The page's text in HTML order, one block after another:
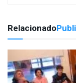
Relacionado